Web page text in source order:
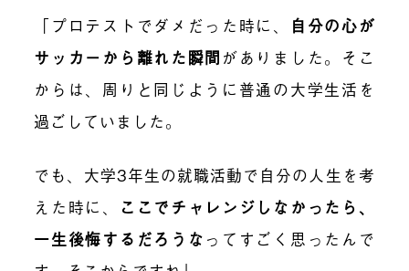
「プロテストでダメだった時に、
自分の心が
サッカーから離れた瞬間 がありました。そこ
からは、周りと同じように普通の大学生活を
過ごしていました。
でも、大学3年生の就職活動で自分の人生を考
えた時に、
ここでチャレンジしなかったら、
一生後悔するだろうな ってすごく思ったんで